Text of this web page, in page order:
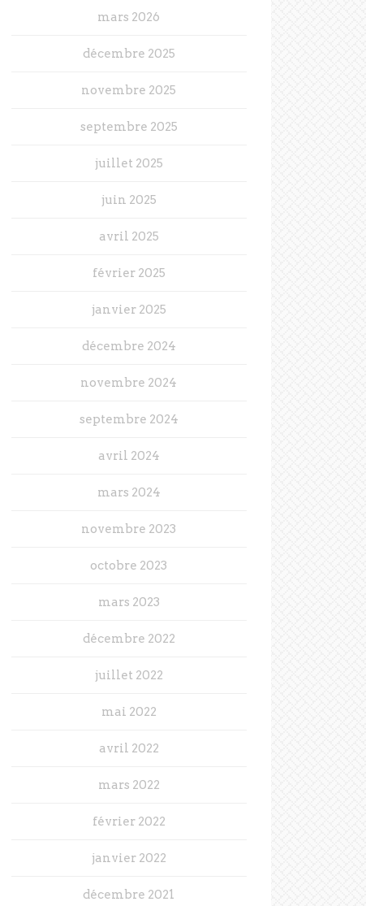
mars 2026
décembre 2025
novembre 2025
septembre 2025
juillet 2025
juin 2025
avril 2025
février 2025
janvier 2025
décembre 2024
novembre 2024
septembre 2024
avril 2024
mars 2024
novembre 2023
octobre 2023
mars 2023
décembre 2022
juillet 2022
mai 2022
avril 2022
mars 2022
février 2022
janvier 2022
décembre 2021